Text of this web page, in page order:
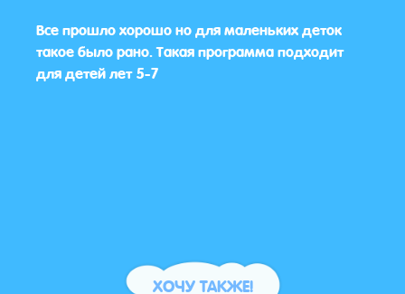
Все прошло хорошо но для маленьких деток
такое было рано. Такая программа подходит
для детей лет 5-7
ХОЧУ ТАКЖЕ!